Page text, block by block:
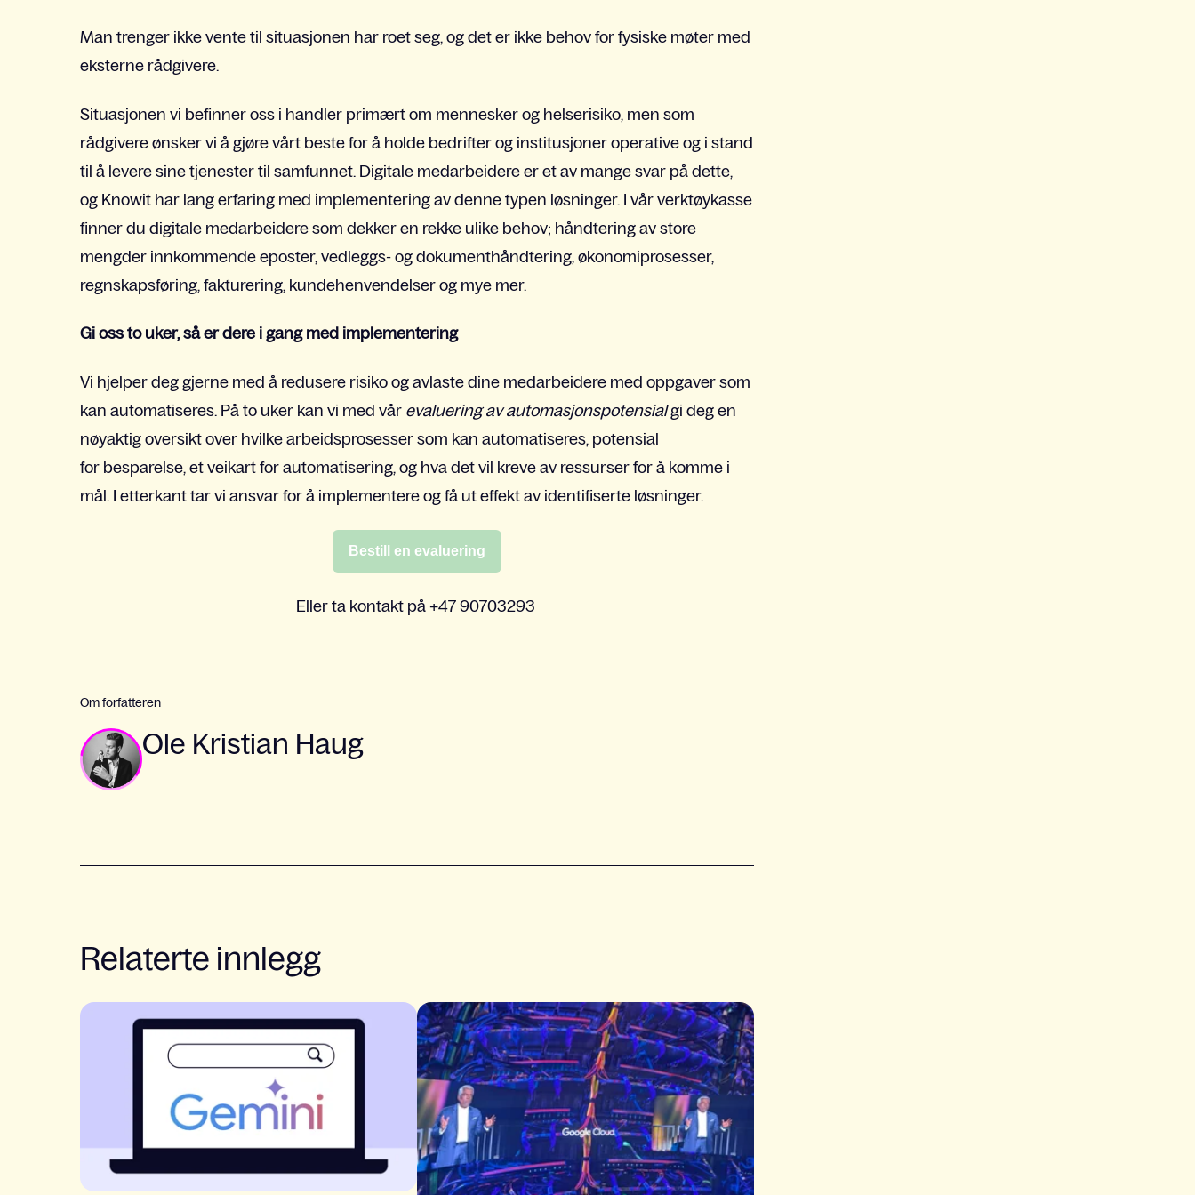
Man trenger ikke vente til situasjonen har roet seg, og det er ikke behov for fysiske møter med
eksterne rådgivere.
Situasjonen vi befinner oss i handler primært om mennesker og helserisiko, men som
rådgivere ønsker vi å gjøre vårt beste for å holde bedrifter og institusjoner operative og i stand
til å levere sine tjenester til samfunnet. Digitale medarbeidere er et av mange svar på dette,
og Knowit har lang erfaring med implementering av denne typen løsninger. I vår verktøykasse
finner du digitale medarbeidere som dekker en rekke ulike behov; håndtering av store
mengder innkommende eposter, vedleggs- og dokumenthåndtering, økonomiprosesser,
regnskapsføring, fakturering, kundehenvendelser og mye mer.
Gi oss to uker, så er dere i gang med implementering
Vi hjelper deg gjerne med å redusere risiko og avlaste dine medarbeidere med oppgaver som
kan automatiseres. På to uker kan vi med vår evaluering av automasjonspotensialgi deg en
nøyaktig oversikt over hvilke arbeidsprosesser som kan automatiseres, potensial
for besparelse, et veikart for automatisering, og hva det vil kreve av ressurser for å komme i
mål. I etterkant tar vi ansvar for å implementere og få ut effekt av identifiserte løsninger.
Bestill en evaluering
Eller ta kontakt på +47 90703293
Om forfatteren
Ole Kristian Haug
Relaterte innlegg